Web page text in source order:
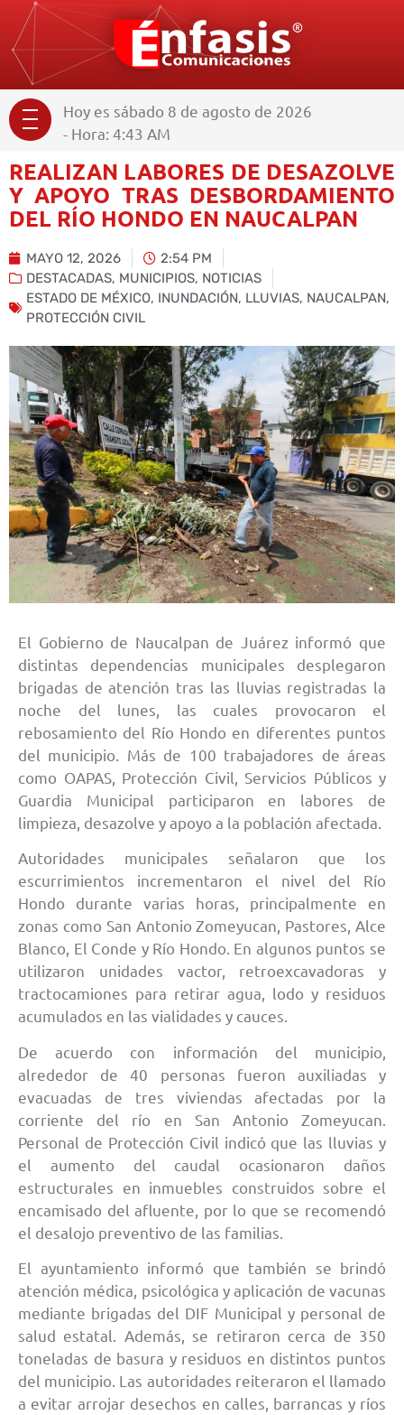
Hoy es sábado 8 de agosto de 2026
- Hora: 4:43 AM
REALIZAN LABORES DE DESAZOLVE
Y APOYO TRAS DESBORDAMIENTO
DEL RÍO HONDO EN NAUCALPAN
MAYO 12, 2026
2:54 PM
DESTACADAS, MUNICIPIOS, NOTICIAS
ESTADO DE MÉXICO, INUNDACIÓN, LLUVIAS, NAUCALPAN,
PROTECCIÓN CIVIL
El Gobierno de Naucalpan de Juárez informó que
distintas dependencias municipales desplegaron
brigadas de atención tras las lluvias registradas la
noche del lunes, las cuales provocaron el
rebosamiento del Río Hondo en diferentes puntos
del municipio. Más de 100 trabajadores de áreas
como OAPAS, Protección Civil, Servicios Públicos y
Guardia Municipal participaron en labores de
limpieza, desazolve y apoyo a la población afectada.
Autoridades municipales señalaron que los
escurrimientos incrementaron el nivel del Río
Hondo durante varias horas, principalmente en
zonas como San Antonio Zomeyucan, Pastores, Alce
Blanco, El Conde y Río Hondo. En algunos puntos se
utilizaron unidades vactor, retroexcavadoras y
tractocamiones para retirar agua, lodo y residuos
acumulados en las vialidades y cauces.
De acuerdo con información del municipio,
alrededor de 40 personas fueron auxiliadas y
evacuadas de tres viviendas afectadas por la
corriente del río en San Antonio Zomeyucan.
Personal de Protección Civil indicó que las lluvias y
el aumento del caudal ocasionaron daños
estructurales en inmuebles construidos sobre el
encamisado del afluente, por lo que se recomendó
el desalojo preventivo de las familias.
El ayuntamiento informó que también se brindó
atención médica, psicológica y aplicación de vacunas
mediante brigadas del DIF Municipal y personal de
salud estatal. Además, se retiraron cerca de 350
toneladas de basura y residuos en distintos puntos
del municipio. Las autoridades reiteraron el llamado
a evitar arrojar desechos en calles, barrancas y ríos